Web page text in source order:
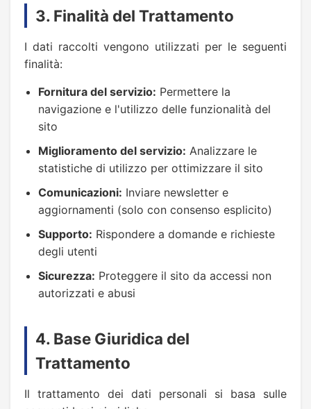
3. Finalità del Trattamento
I dati raccolti vengono utilizzati per le seguenti
finalità:
Fornitura del servizio: Permettere la
navigazione e l'utilizzo delle funzionalità del
sito
Miglioramento del servizio: Analizzare le
statistiche di utilizzo per ottimizzare il sito
Comunicazioni: Inviare newsletter e
aggiornamenti (solo con consenso esplicito)
Supporto: Rispondere a domande e richieste
degli utenti
Sicurezza: Proteggere il sito da accessi non
autorizzati e abusi
4. Base Giuridica del
Trattamento
Il trattamento dei dati personali si basa sulle